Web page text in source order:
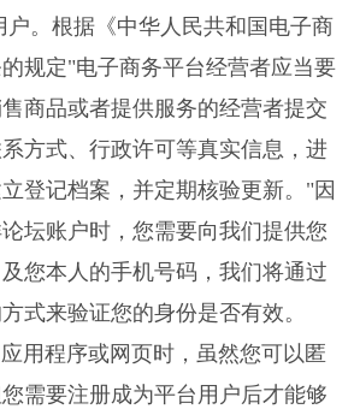
户。根据《中华人民共和国电子商
规定"电子商务平台经营者应当要
商品或者提供服务的经营者提交
方式、行政许可等真实信息，进
登记档案，并定期核验更新。"因
坛账户时，您需要向我们提供您
您本人的手机号码，我们将通过
式来验证您的身份是否有效。
程序或网页时，虽然您可以匿
需要注册成为平台用户后才能够